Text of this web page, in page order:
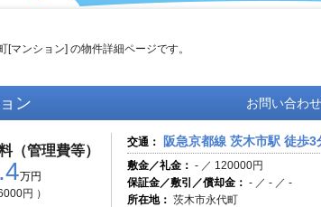
マンション] の物件詳細ページです。
ン お問い合わ
（管理費等）
万円
円 ）
交通： 阪急京都線 茨木市駅 徒歩3
敷金／礼金： - ／ 120000円
保証金／敷引／償却金： - ／ - ／ -
所在地： 茨木市永代町